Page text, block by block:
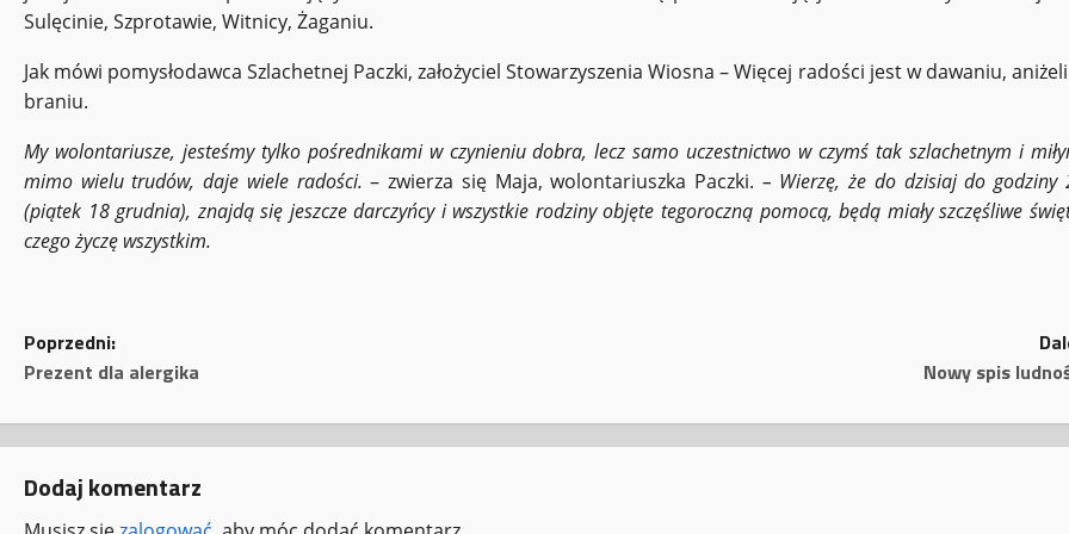
Sulęcinie, Szprotawie, Witnicy, Żaganiu.
Jak mówi pomysłodawca Szlachetnej Paczki, założyciel Stowarzyszenia Wiosna – Więcej radości jest w dawaniu,
braniu.
My wolontariusze, jesteśmy tylko pośrednikami w czynieniu dobra, lecz samo uczestnictwo w czymś tak szlachetnym i
mimo wielu trudów, daje wiele radości. – zwierza się Maja, wolontariuszka Paczki. – Wierzę, że do dzisiaj do godziny
(piątek 18 grudnia), znajdą się jeszcze darczyńcy i wszystkie rodziny objęte tegoroczną pomocą, będą miały szczęśliwe
czego życzę wszystkim.
Z
b
a
Poprzedni:
Prezent dla alergika
Nowy spis
Dodaj komentarz